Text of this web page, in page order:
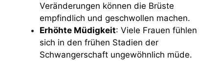
Veränderungen können die Brüste
empfindlich und geschwollen machen.
Erhöhte Müdigkeit: Viele Frauen fühlen
sich in den frühen Stadien der
Schwangerschaft ungewöhnlich müde.